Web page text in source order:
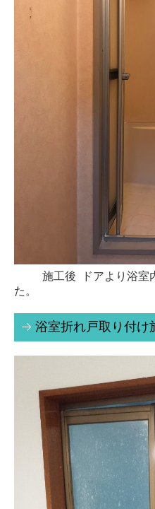
施工後 ドアより浴室内
た。
浴室折れ戸取り付け